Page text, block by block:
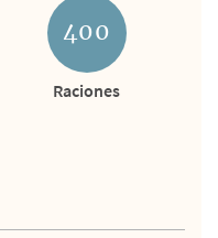
400
Raciones